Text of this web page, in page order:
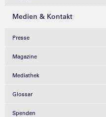
Medien & Kontakt
Presse
Magazine
Mediathek
Glossar
Spenden